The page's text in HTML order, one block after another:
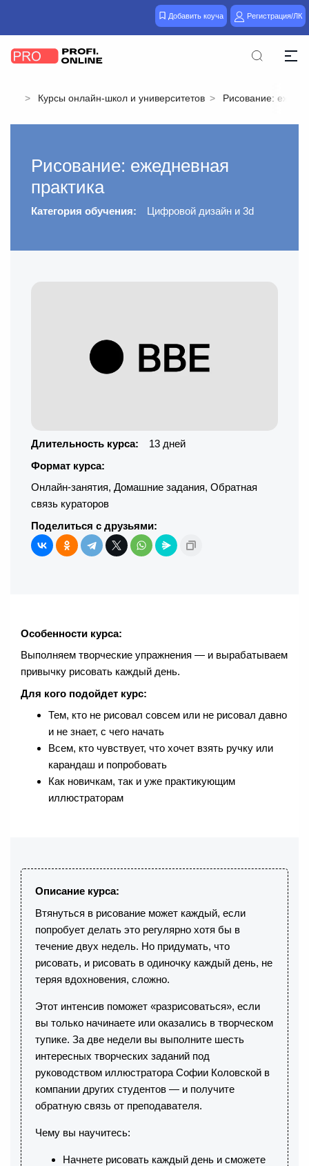
Добавить коуча Регистрация/ЛК
Курсы онлайн-школ и университетов Рисование:
Рисование: ежедневная
практика
Категория обучения: Цифровой дизайн и 3d
Длительность курса:
13 дней
Формат курса:
Онлайн-занятия, Домашние задания, Обратная
связь кураторов
Поделиться с друзьями:
Особенности курса:
Выполняем творческие упражнения — и вырабатываем
привычку рисовать каждый день.
Для кого подойдет курс:
Тем, кто не рисовал совсем или не рисовал давно
и не знает, с чего начать
Всем, кто чувствует, что хочет взять ручку или
карандаш и попробовать
Как новичкам, так и уже практикующим
иллюстраторам
Описание курса:
Втянуться в рисование может каждый, если
попробует делать это регулярно хотя бы в
течение двух недель. Но придумать, что
рисовать, и рисовать в одиночку каждый день, не
теряя вдохновения, сложно.
Этот интенсив поможет «разрисоваться», если
вы только начинаете или оказались в творческом
тупике. За две недели вы выполните шесть
интересных творческих заданий под
руководством иллюстратора Софии Коловской в
компании других студентов — и получите
обратную связь от преподавателя.
Чему вы научитесь:
Начнете рисовать каждый день и сможете